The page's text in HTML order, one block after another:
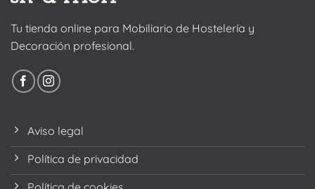
Tu tienda online para Mobiliario de Hostelería y
Decoración profesional.
Aviso legal
Política de privacidad